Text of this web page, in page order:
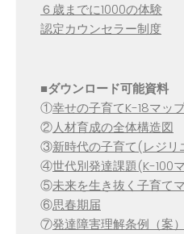
６歳までに1000の体験
認定カウンセラー制度
■ダウンロード可能資料
①幸せの子育てK-18マッ
②人材育成の全体構造図
③新時代の子育て(レジリ
④世代別発達課題(K-100
⑤未来を生き抜く子育て
⑥思春期届
⑦発達障害理解条例（案）